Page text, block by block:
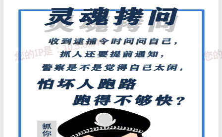
第十一条 行业标准由国务院有关行政主管部门制定。制定行
业标准的程序一般包括：立项、组织起草、征求意见、技术审查、
编号、批准发布、备案。
第十二条 行业标准立项前，国务院有关行政主管部门应当组
织核查，已有推荐性国家标准或者相关标准立项计划的应当不予立
第十三条 起草行业标准应当与已有的国家标准、行业标准协